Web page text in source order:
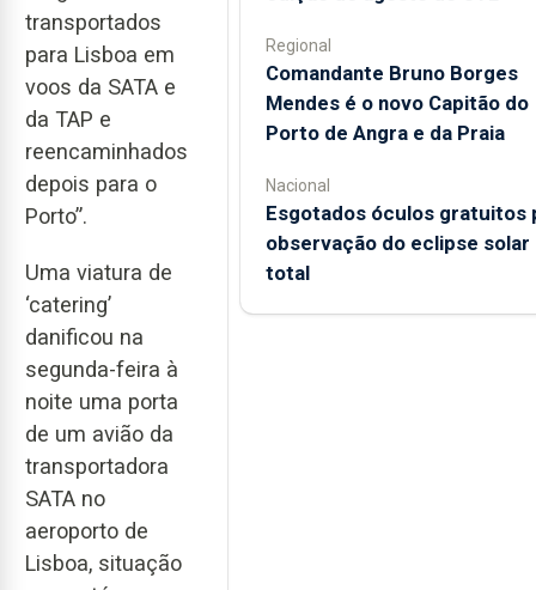
transportados
para Lisboa em
voos da SATA e
da TAP e
reencaminhados
depois para o
Porto”.
Uma viatura de
‘catering’
danificou na
segunda-feira à
noite uma porta
de um avião da
transportadora
SATA no
aeroporto de
Lisboa, situação
Regional
Comandante Bruno Borges
Mendes é o novo Capitão do
Porto de Angra e da Praia
Nacional
Esgotados óculos gratuitos
observação do eclipse solar
total